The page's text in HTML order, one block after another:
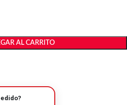
AL CARRITO